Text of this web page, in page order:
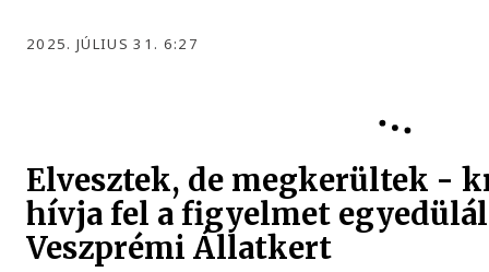
2025. JÚLIUS 31. 6:27
Elvesztek, de megkerültek -
hívja fel a figyelmet
Veszprémi Állatkert